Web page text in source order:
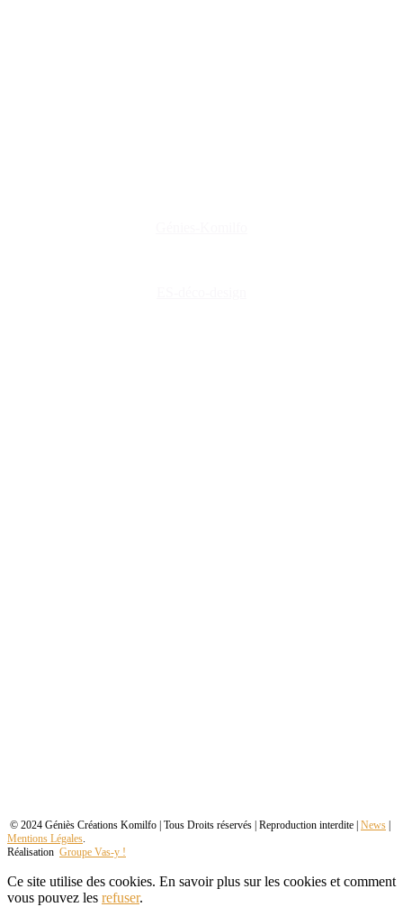
© 2024 Géniès Créations Komilfo | Tous Droits réservés | Reproduction interdite | News
Mentions Légales.
Réalisation Groupe Vas-y !
Ce site utilise des cookies. En savoir plus sur les cookies et comment
vous pouvez les refuser.